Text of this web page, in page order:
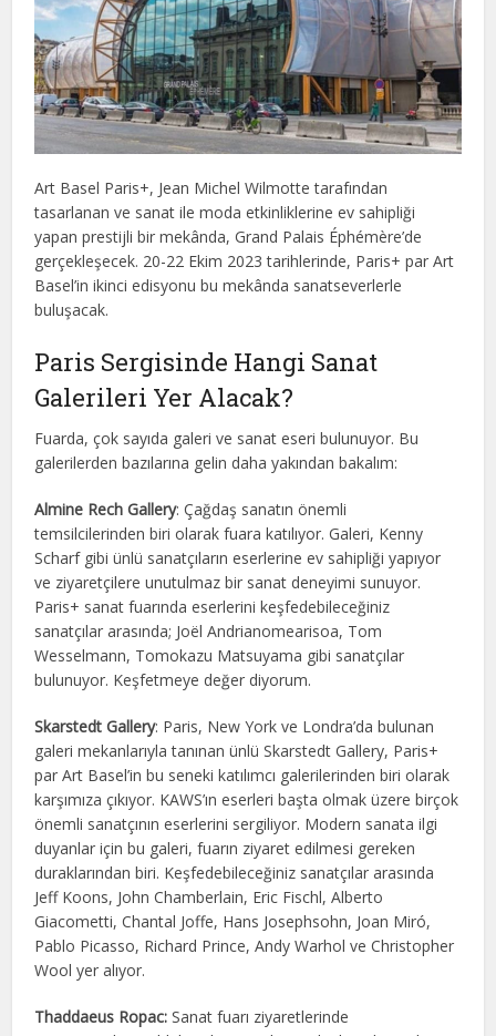
Art Basel Paris+, Jean Michel Wilmotte tarafından
tasarlanan ve sanat ile moda etkinliklerine ev sahipliği
yapan prestijli bir mekânda, Grand Palais Éphémère’de
gerçekleşecek. 20-22 Ekim 2023 tarihlerinde, Paris+ par Art
Basel’in ikinci edisyonu bu mekânda sanatseverlerle
buluşacak.
Paris Sergisinde Hangi Sanat
Galerileri Yer Alacak?
Fuarda, çok sayıda galeri ve sanat eseri bulunuyor. Bu
galerilerden bazılarına gelin daha yakından bakalım:
Almine Rech Gallery: Çağdaş sanatın önemli
temsilcilerinden biri olarak fuara katılıyor. Galeri, Kenny
Scharf gibi ünlü sanatçıların eserlerine ev sahipliği yapıyor
ve ziyaretçilere unutulmaz bir sanat deneyimi sunuyor.
Paris+ sanat fuarında eserlerini keşfedebileceğiniz
sanatçılar arasında; Joël Andrianomearisoa, Tom
Wesselmann, Tomokazu Matsuyama gibi sanatçılar
bulunuyor. Keşfetmeye değer diyorum.
Skarstedt Gallery: Paris, New York ve Londra’da bulunan
galeri mekanlarıyla tanınan ünlü Skarstedt Gallery, Paris+
par Art Basel’in bu seneki katılımcı galerilerinden biri olarak
karşımıza çıkıyor. KAWS’ın eserleri başta olmak üzere birçok
önemli sanatçının eserlerini sergiliyor. Modern sanata ilgi
duyanlar için bu galeri, fuarın ziyaret edilmesi gereken
duraklarından biri. Keşfedebileceğiniz sanatçılar arasında
Jeff Koons, John Chamberlain, Eric Fischl, Alberto
Giacometti, Chantal Joffe, Hans Josephsohn, Joan Miró,
Pablo Picasso, Richard Prince, Andy Warhol ve Christopher
Wool yer alıyor.
Thaddaeus Ropac: Sanat fuarı ziyaretlerinde